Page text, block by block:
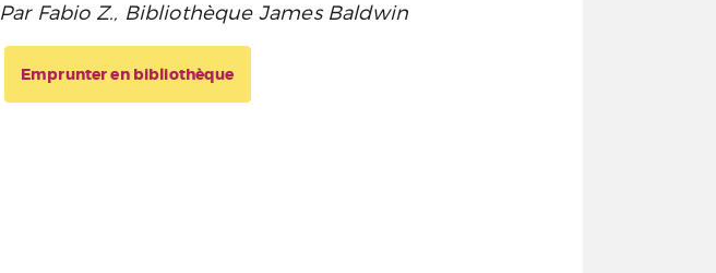
Par Fabio Z., Bibliothèque James Baldwin
Emprunter en bibliothèque